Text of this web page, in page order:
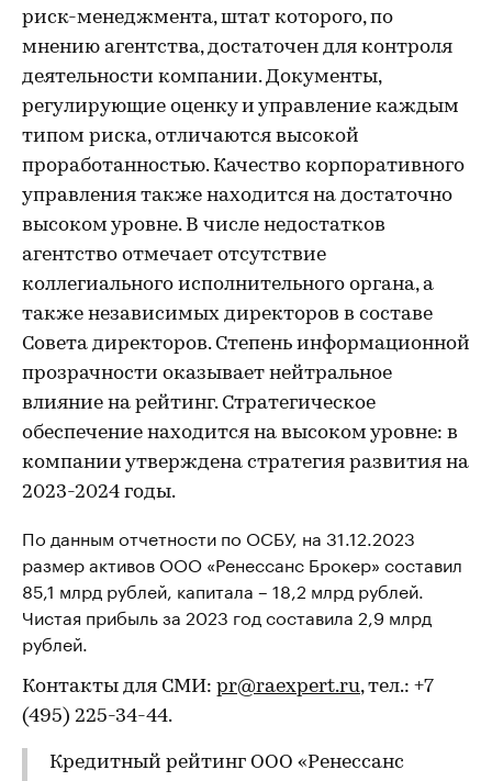
риск-менеджмента, штат которого, по
мнению агентства, достаточен для контроля
деятельности компании. Документы,
регулирующие оценку и управление каждым
типом риска, отличаются высокой
проработанностью. Качество корпоративного
управления также находится на достаточно
высоком уровне. В числе недостатков
агентство отмечает отсутствие
коллегиального исполнительного органа, а
также независимых директоров в составе
Совета директоров. Степень информационной
прозрачности оказывает нейтральное
влияние на рейтинг. Стратегическое
обеспечение находится на высоком уровне: в
компании утверждена стратегия развития на
2023-2024 годы.
По данным отчетности по ОСБУ, на 31.12.2023
размер активов ООО «Ренессанс Брокер» составил
85,1 млрд рублей, капитала – 18,2 млрд рублей.
Чистая прибыль за 2023 год составила 2,9 млрд
рублей.
Контакты для СМИ: pr@raexpert.ru, тел.: +7
(495) 225-34-44.
Кредитный рейтинг ООО «Ренессанс